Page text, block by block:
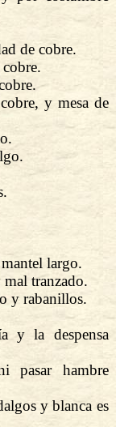
de cobre.
y mesa de
largo.
tranzado.
y rabanillos.
y la despensa
pasar hambre
y blanca es